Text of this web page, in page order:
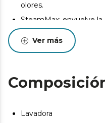
olores.
SteamMax: envuelve
eficazmente en cada
cualquier mancha y olor.
Revoluciones
gran ahorro energético
Ver más
Lavadora